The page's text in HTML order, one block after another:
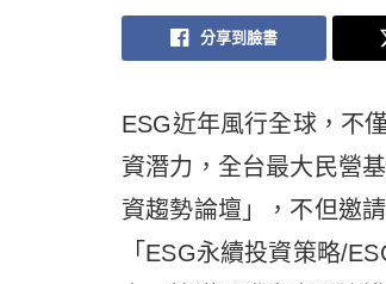
分享到臉書
ESG近年風行全球，不
資潛力，全台最大民營
資趨勢論壇」，不但邀
「ESG永續投資策略/